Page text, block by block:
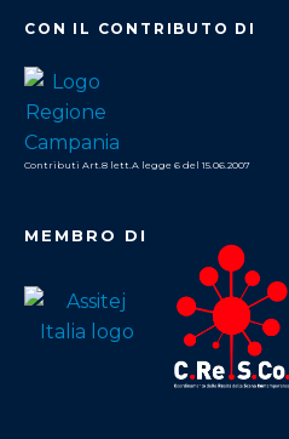
CON IL CONTRIBUTO DI
Contributi Art.8 lett.A legge 6 del 15.06.2007
MEMBRO DI